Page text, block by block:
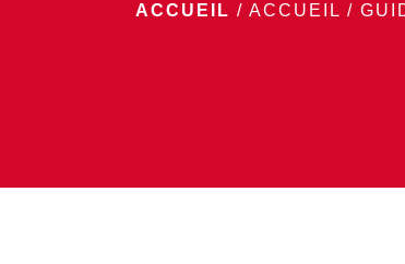
ACCUEIL / ACCUEIL /